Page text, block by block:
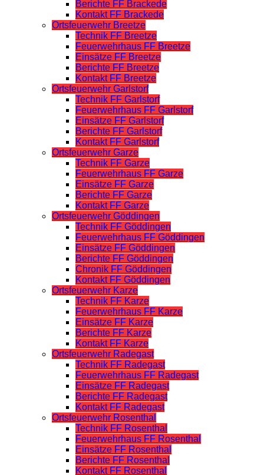
Berichte FF Brackede
Kontakt FF Brackede
Ortsfeuerwehr Breetze
Technik FF Breetze
Feuerwehrhaus FF Breetze
Einsätze FF Breetze
Berichte FF Breetze
Kontakt FF Breetze
Ortsfeuerwehr Garlstorf
Technik FF Garlstorf
Feuerwehrhaus FF Garlstorf
Einsätze FF Garlstorf
Berichte FF Garlstorf
Kontakt FF Garlstorf
Ortsfeuerwehr Garze
Technik FF Garze
Feuerwehrhaus FF Garze
Einsätze FF Garze
Berichte FF Garze
Kontakt FF Garze
Ortsfeuerwehr Göddingen
Technik FF Göddingen
Feuerwehrhaus FF Göddingen
Einsätze FF Göddingen
Berichte FF Göddingen
Chronik FF Göddingen
Kontakt FF Göddingen
Ortsfeuerwehr Karze
Technik FF Karze
Feuerwehrhaus FF Karze
Einsätze FF Karze
Berichte FF Karze
Kontakt FF Karze
Ortsfeuerwehr Radegast
Technik FF Radegast
Feuerwehrhaus FF Radegast
Einsätze FF Radegast
Berichte FF Radegast
Kontakt FF Radegast
Ortsfeuerwehr Rosenthal
Technik FF Rosenthal
Feuerwehrhaus FF Rosenthal
Einsätze FF Rosenthal
Berichte FF Rosenthal
Kontakt FF Rosenthal